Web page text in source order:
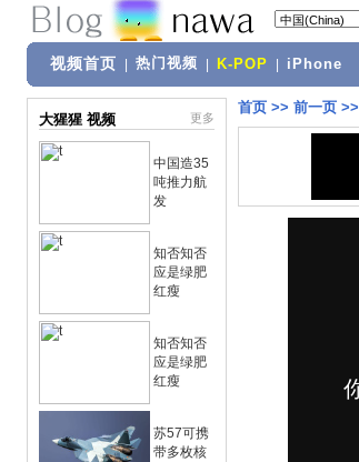
视频首页 热门视频 K-POP iPhone
大猩猩 视频 更多
中国造35
吨推力航
发
知否知否
应是绿肥
红瘦
知否知否
应是绿肥
红瘦
苏57可携
带多枚核
首页 >> 前一页 >>